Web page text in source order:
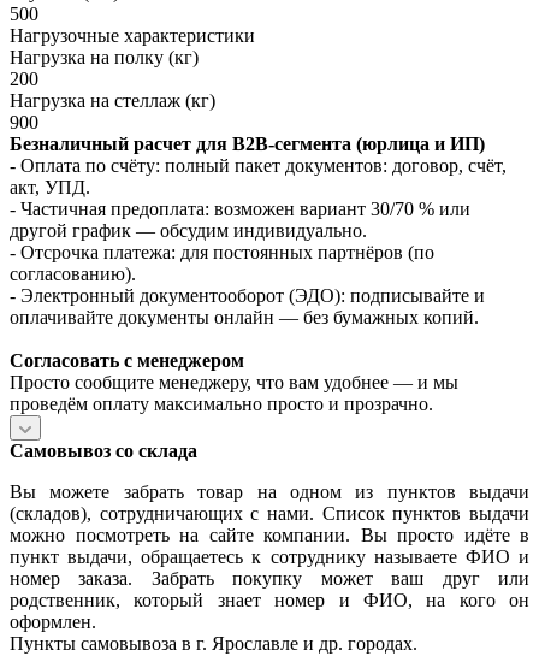
500
Нагрузочные характеристики
Нагрузка на полку (кг)
200
Нагрузка на стеллаж (кг)
900
Безналичный расчет для B2B‑сегмента (юрлица и ИП)
- Оплата по счёту: полный пакет документов: договор, счёт,
акт, УПД.
- Частичная предоплата: возможен вариант 30/70 % или
другой график — обсудим индивидуально.
- Отсрочка платежа: для постоянных партнёров (по
согласованию).
- Электронный документооборот (ЭДО): подписывайте и
оплачивайте документы онлайн — без бумажных копий.
Согласовать с менеджером
Просто сообщите менеджеру, что вам удобнее — и мы
проведём оплату максимально просто и прозрачно.
Самовывоз со склада
Вы можете забрать товар на одном из пунктов выдачи
(складов), сотрудничающих с нами. Список пунктов выдачи
можно посмотреть на сайте компании. Вы просто идёте в
пункт выдачи, обращаетесь к сотруднику называете ФИО и
номер заказа. Забрать покупку может ваш друг или
родственник, который знает номер и ФИО, на кого он
оформлен.
Пункты самовывоза в г. Ярославле и др. городах.